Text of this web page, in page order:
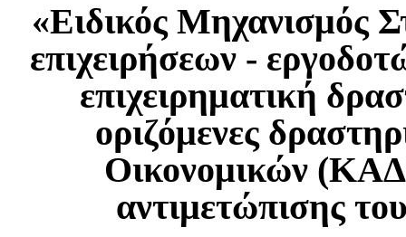
«Ειδικός Μηχανισμός
επιχειρήσεων -
επιχειρηματική
οριζόμενες
Οικονομικών
αντιμετώπισης